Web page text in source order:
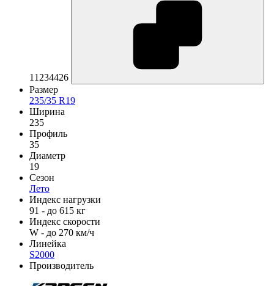
11234426
Размер
235/35 R19
Ширина
235
Профиль
35
Диаметр
19
Сезон
Лето
Индекс нагрузки
91 - до 615 кг
Индекс скорости
W - до 270 км/ч
Линейка
S2000
Производитель